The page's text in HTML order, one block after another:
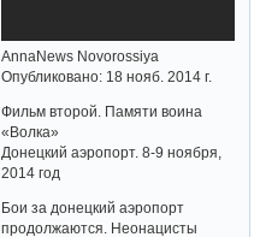
AnnaNews Novorossiya
Опубликовано: 18 нояб. 2014 г.
Фильм второй. Памяти воина
«Волка»
Донецкий аэропорт. 8-9 ноября,
2014 год
Бои за донецкий аэропорт
продолжаются. Неонацисты